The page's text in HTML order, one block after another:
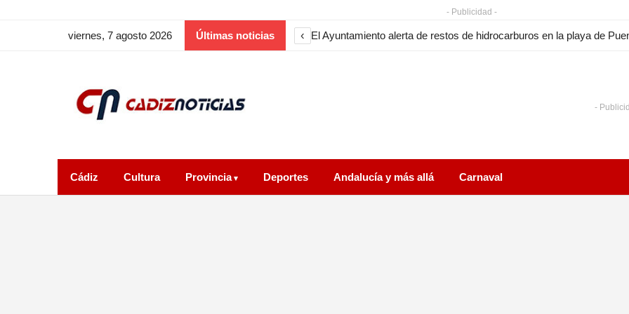
- Publicidad -
viernes, 7 agosto 2026 Últimas noticias ‹
-
Cádiz Cultura Provincia Deportes Andalucía y más allá Carnaval